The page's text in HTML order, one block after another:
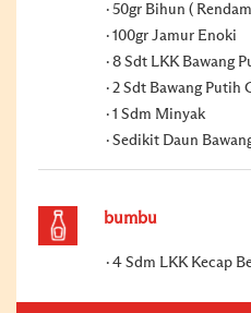
50gr Bihun (
100gr Jamur Enoki
8 Sdt LKK Bawang
2 Sdt Bawang Putih
1 Sdm Minyak
Sedikit Daun
bumbu
4 Sdm LKK Kecap